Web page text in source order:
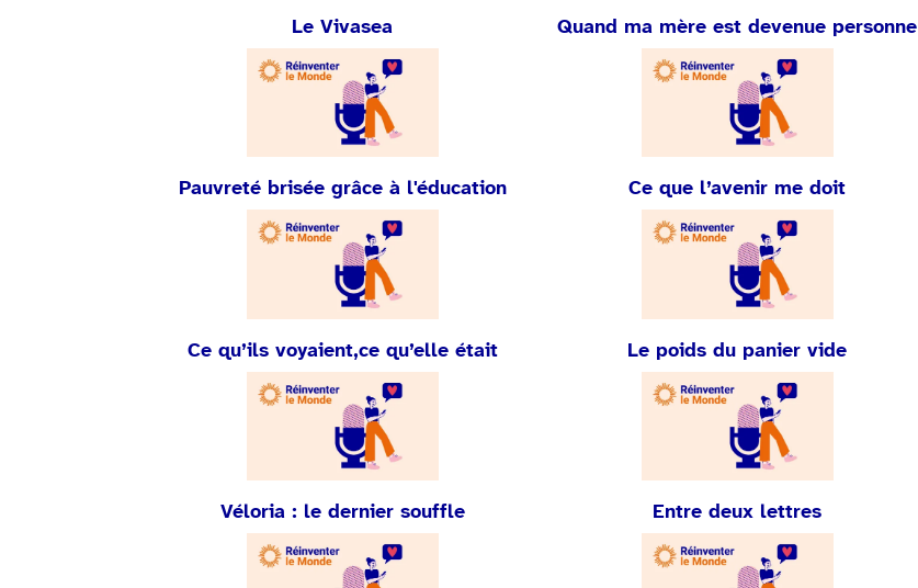
Le Vivasea Quand ma mère est devenue personne
Pauvreté brisée grâce à l'éducation Ce que l’avenir me doit
Ce qu’ils voyaient,ce qu’elle était Le poids du panier vide
Véloria : le dernier souffle Entre deux lettres